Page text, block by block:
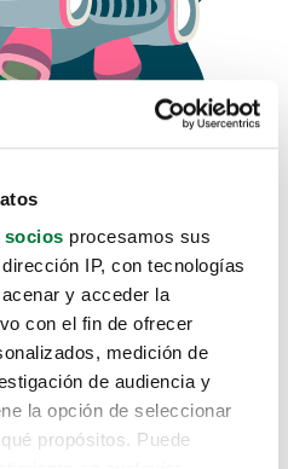
socios procesamos sus
IP, con tecnologías
y acceder la
con el fin de ofrecer
medición de
de audiencia y
la opción de seleccionar
propósitos. Puede
como
hasta aquí.
coche que estás
enlaces: